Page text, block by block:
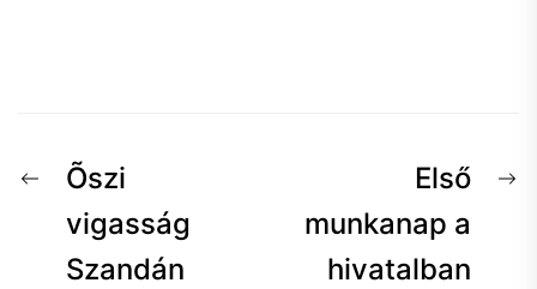
Bejegyzés
navigáció
ElőzőÕszi
vigasság
Szandán
Első
munkanap a
hivatalban